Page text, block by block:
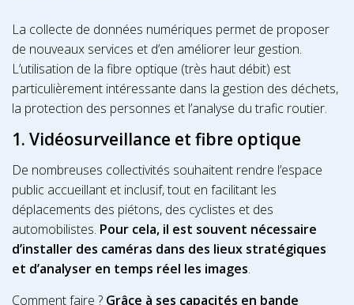
La collecte de données numériques permet de proposer
de nouveaux services et d’en améliorer leur gestion.
L’utilisation de la fibre optique (très haut débit) est
particulièrement intéressante dans la gestion des déchets,
la protection des personnes et l’analyse du trafic routier.
1. Vidéosurveillance et fibre optique
De nombreuses collectivités souhaitent rendre l’espace
public accueillant et inclusif, tout en facilitant les
déplacements des piétons, des cyclistes et des
automobilistes. Pour cela, il est souvent nécessaire
d’installer des caméras dans des lieux stratégiques
et d’analyser en temps réel les images.
Comment faire ? Grâce à ses capacités en bande